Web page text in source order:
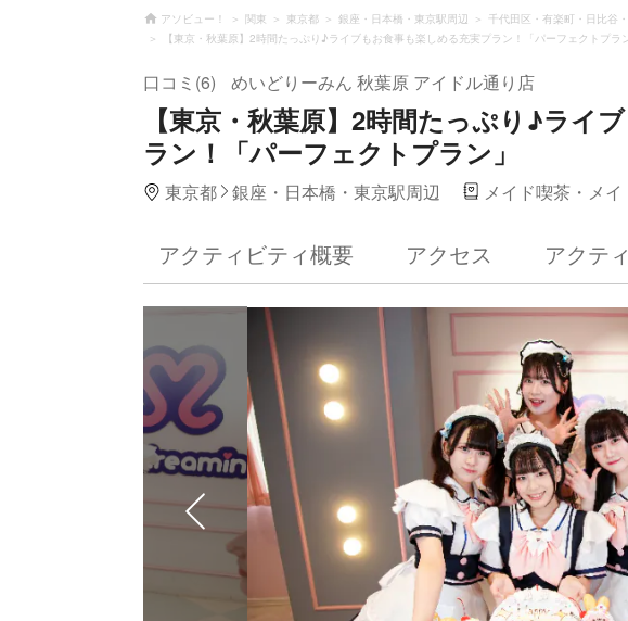
アソビュー！ 関東 東京都 銀座・日本橋・東京駅周辺 千代田区・有楽町・日比谷
【東京・秋葉原】2時間たっぷり♪ライブもお食事も楽しめる充実プラン！「パーフェクトプラン
口コミ(6) めいどりーみん 秋葉原 アイドル通り店
【東京・秋葉原】2時間たっぷり♪ライ
ラン！「パーフェクトプラン」
東京都 銀座・日本橋・東京駅周辺 メイド喫茶・メイ
アクティビティ概要 アクセス アクテ